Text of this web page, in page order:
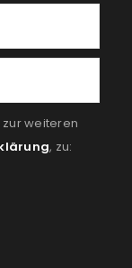
weiteren
, zu: